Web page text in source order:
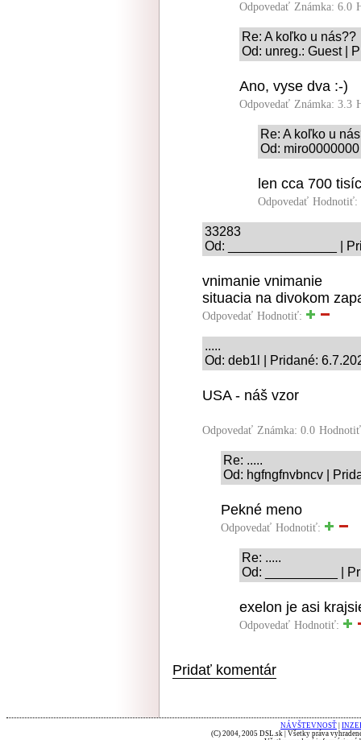
Odpovedať Známka: 6.0
Re: A koľko u nás??
Od: unreg.: Guest |
Ano, vyse dva :-)
Odpovedať Známka: 3.3
Re: A koľko u
Od:
len cca 700
Odpovedať Hodnotiť:
33283
Od: _______________ |
vnimanie vnimanie
situacia na divokom
Odpovedať Hodnotiť:
.....
Od: deb1l | Pridané:
USA - náš vzor
Odpovedať Známka: 0.0
Re: .....
Od: hgfngfnvbncv |
Pekné meno
Odpovedať Hodnotiť:
Re: .....
Od: __________ |
exelon je asi
Odpovedať Hodnotiť:
Pridať komentár
NÁVŠTEVNOSŤ
(C) 2004, 2005 DSL.sk | Všetky práva